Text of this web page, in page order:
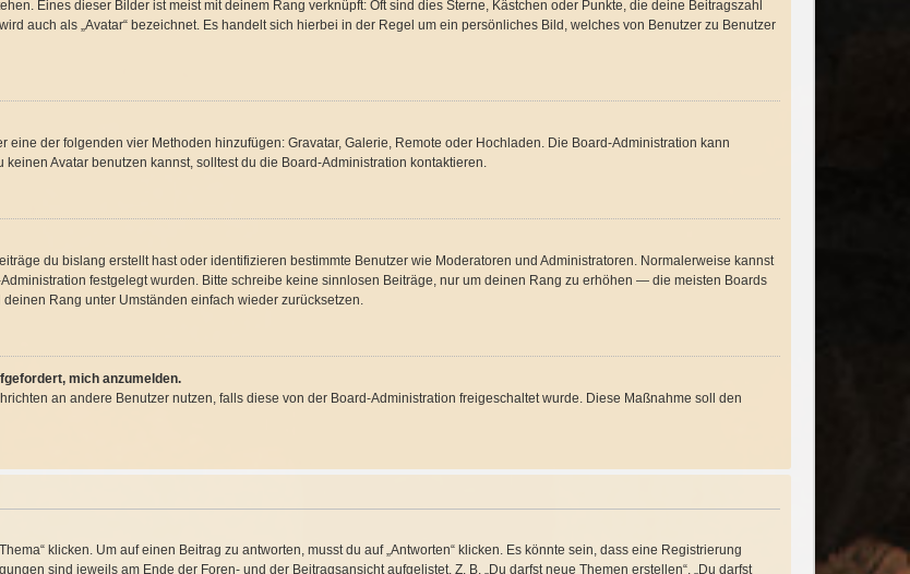
Eines dieser Bilder ist meist mit deinem Rang verknüpft: Oft sind dies Sterne, Kästchen oder Punkte, die deine Beitragszahl
auch als „Avatar“ bezeichnet. Es handelt sich hierbei in der Regel um ein persönliches Bild, welches von Benutzer zu Benutzer
eine der folgenden vier Methoden hinzufügen: Gravatar, Galerie, Remote oder Hochladen. Die Board-Administration kann
Avatar benutzen kannst, solltest du die Board-Administration kontaktieren.
du bislang erstellt hast oder identifizieren bestimmte Benutzer wie Moderatoren und Administratoren. Normalerweise kannst
festgelegt wurden. Bitte schreibe keine sinnlosen Beiträge, nur um deinen Rang zu erhöhen — die meisten Boards
Rang unter Umständen einfach wieder zurücksetzen.
mich anzumelden.
an andere Benutzer nutzen, falls diese von der Board-Administration freigeschaltet wurde. Diese Maßnahme soll den
klicken. Um auf einen Beitrag zu antworten, musst du auf „Antworten“ klicken. Es könnte sein, dass eine Registrierung
sind jeweils am Ende der Foren- und der Beitragsansicht aufgelistet. Z. B. „Du darfst neue Themen erstellen“, „Du darfst